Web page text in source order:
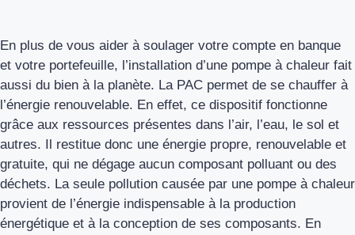
En plus de vous aider à soulager votre compte en banque
et votre portefeuille, l’installation d’une pompe à chaleur fait
aussi du bien à la planète. La PAC permet de se chauffer à
l’énergie renouvelable. En effet, ce dispositif fonctionne
grâce aux ressources présentes dans l’air, l’eau, le sol et
autres. Il restitue donc une énergie propre, renouvelable et
gratuite, qui ne dégage aucun composant polluant ou des
déchets. La seule pollution causée par une pompe à chaleur
provient de l’énergie indispensable à la production
énergétique et à la conception de ses composants. En